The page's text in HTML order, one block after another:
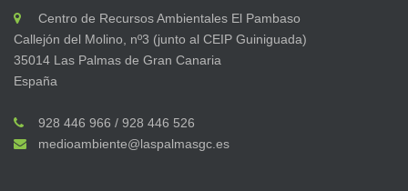
Centro de Recursos Ambientales El Pambaso
Callejón del Molino, nº3 (junto al CEIP Guiniguada)
35014 Las Palmas de Gran Canaria
España
928 446 966 / 928 446 526
medioambiente@laspalmasgc.es